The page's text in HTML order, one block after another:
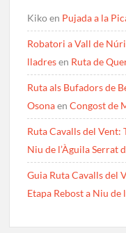
Kikoen Pujada a la
Robatori a Vall de
lladresen Ruta de
Ruta als Bufadors de
OsonaenCongost de
Ruta Cavalls del Vent:
Niu de l’Àguila Serrat
Guia Ruta Cavalls del
Etapa Rebost a Niu de